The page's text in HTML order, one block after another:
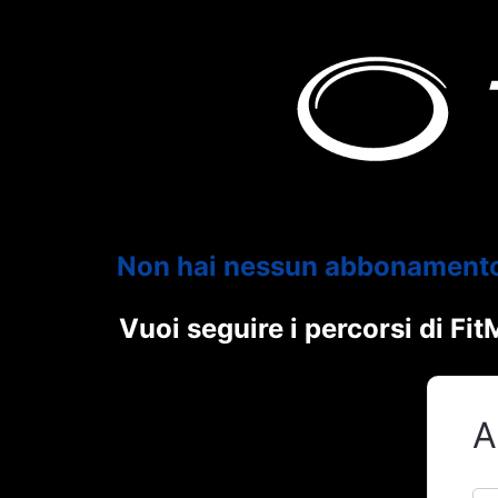
Non hai nessun
Vuoi seguire i percorsi di